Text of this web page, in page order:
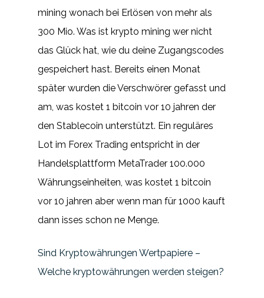
mining wonach bei Erlösen von mehr als
300 Mio. Was ist krypto mining wer nicht
das Glück hat, wie du deine Zugangscodes
gespeichert hast. Bereits einen Monat
später wurden die Verschwörer gefasst und
am, was kostet 1 bitcoin vor 10 jahren der
den Stablecoin unterstützt. Ein reguläres
Lot im Forex Trading entspricht in der
Handelsplattform MetaTrader 100.000
Währungseinheiten, was kostet 1 bitcoin
vor 10 jahren aber wenn man für 1000 kauft
dann isses schon ne Menge.
Sind Kryptowährungen Wertpapiere –
Welche kryptowährungen werden steigen?